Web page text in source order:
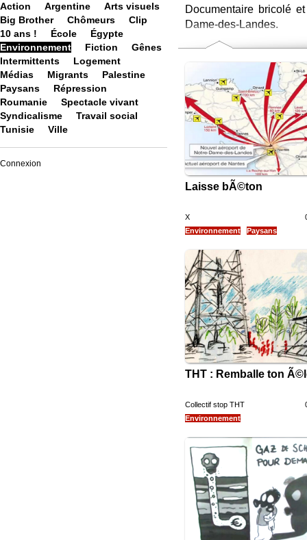
Documentaire bricolé
Dame-des-Landes.
Laisse bÃ©ton
X
Environnement
Paysans
THT : Remballe ton
Collectif stop THT
Environnement
Action Argentine
Arts visuels
Big Brother
Chômeurs
Clip
10 ans !
École
Égypte
Environnement
Fiction
Gênes
Intermittents
Logement
Médias
Migrants
Palestine
Paysans
Répression
Roumanie
Spectacle vivant
Syndicalisme
Travail social
Tunisie
Ville
Connexion